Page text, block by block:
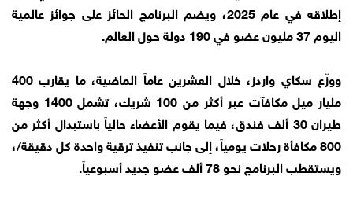
إطلاقه في عام 2025، ويضم البرنامج الحائز على جوائز عالمية
اليوم 37 مليون عضو في 190 دولة حول العالم.
ووزّع سكاي واردز، خلال العشرين عاماً الماضية، ما يقارب 400
مليار ميل مكافآت عبر أكثر من 100 شريك، تشمل 1400 وجهة
طيران 30 ألف فندق، فيما يقوم الأعضاء حالياً باستبدال أكثر من
800 مكافأة رحلات يومياً، إلى جانب تنفيذ ترقية واحدة كل دقيقة/،
ويستقطب البرنامج نحو 78 ألف عضو جديد أسبوعياً.